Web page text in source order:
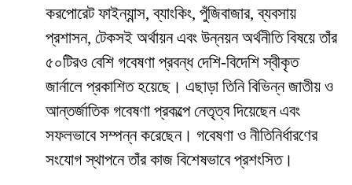
করপোরেট ফাইন্যান্স, ব্যাংকিং, পুঁজিবাজার, ব্যবসায়
প্রশাসন, টেকসই অর্থায়ন এবং উন্নয়ন অর্থনীতি বিষয়ে তাঁর
৫০টিরও বেশি গবেষণা প্রবন্ধ দেশি-বিদেশি স্বীকৃত
জার্নালে প্রকাশিত হয়েছে। এছাড়া তিনি বিভিন্ন জাতীয় ও
আন্তর্জাতিক গবেষণা প্রকল্পে নেতৃত্ব দিয়েছেন এবং
সফলভাবে সম্পন্ন করেছেন। গবেষণা ও নীতিনির্ধারণের
সংযোগ স্থাপনে তাঁর কাজ বিশেষভাবে প্রশংসিত।